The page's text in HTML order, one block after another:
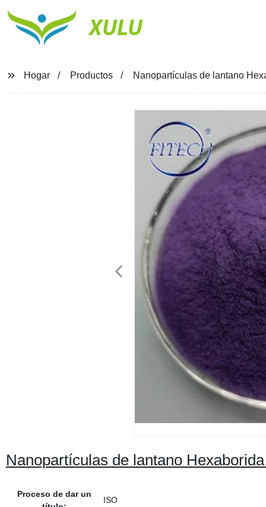
XULU
Hogar Productos Nanopartículas de lantano
Nanopartículas de lantano
Proceso de dar un
ISO